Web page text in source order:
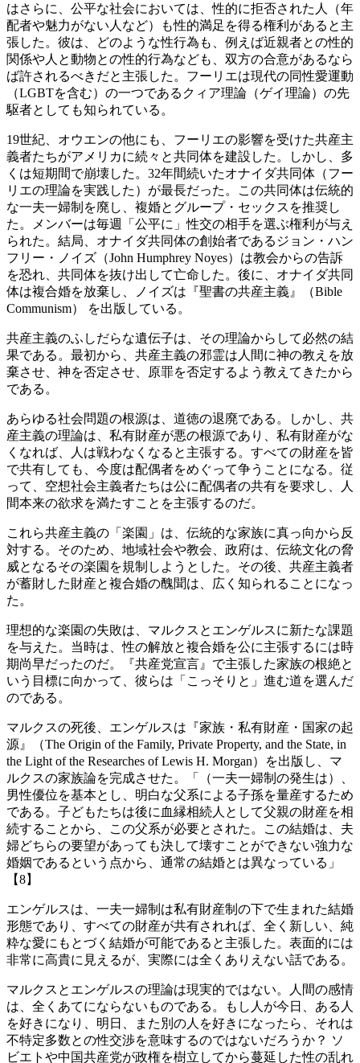
はさらに、公平な社会においては、性的に拒否された人（年
配者や魅力がない人など）も性的満足を得る権利があると主
張した。彼は、どのような性行為も、例えば近親者との性的
関係や人と動物との性的行為なども、双方の合意があるなら
ば許されるべきだと主張した。フーリエは現代の同性愛運動
（LGBTを含む）の一つであるクィア理論（ゲイ理論）の先
駆者としても知られている。
19世紀、オウエンの他にも、フーリエの影響を受けた共産主
義者たちがアメリカに続々と共同体を建設した。しかし、多
くは短期間で崩壊した。32年間続いたオナイダ共同体（フー
リエの理論を実践した）が最長だった。この共同体は伝統的
な一夫一婦制を廃し、複婚とグループ・セックスを推奨し
た。メンバーは毎週「公平に」性交の相手を選ぶ権利が与え
られた。結局、オナイダ共同体の創始者であるジョン・ハン
フリー・ノイズ（John Humphrey Noyes）は教会からの告訴
を恐れ、共同体を抜け出して亡命した。後に、オナイダ共同
体は複合婚を放棄し、ノイズは『聖書の共産主義』（Bible
Communism） を出版している。
共産主義のふしだらな遺伝子は、その理論からして必然の結
果である。最初から、共産主義の邪霊は人間に神の教えを放
棄させ、神を否定させ、原罪を否定するよう教えてきたから
である。
あらゆる社会問題の根源は、道徳の退廃である。しかし、共
産主義の理論は、私有財産が悪の根源であり、私有財産がな
くなれば、人は戦わなくなると主張する。すべての財産を皆
で共有しても、今度は配偶者をめぐって争うことになる。従
って、空想社会主義者たちは公に配偶者の共有を要求し、人
間本来の欲求を満たすことを主張するのだ。
これら共産主義の「楽園」は、伝統的な家族に真っ向から反
対する。そのため、地域社会や教会、政府は、伝統文化の脅
威となるその楽園を規制しようとした。その後、共産主義者
が蓄財した財産と複合婚の醜聞は、広く知られることになっ
た。
理想的な楽園の失敗は、マルクスとエンゲルスに新たな課題
を与えた。当時は、性の解放と複合婚を公に主張するには時
期尚早だったのだ。『共産党宣言』で主張した家族の根絶と
いう目標に向かって、彼らは「こっそりと」進む道を選んだ
のである。
マルクスの死後、エンゲルスは『家族・私有財産・国家の起
源』（The Origin of the Family, Private Property, and the State, in
the Light of the Researches of Lewis H. Morgan）を出版し、マ
ルクスの家族論を完成させた。「（一夫一婦制の発生は）、
男性優位を基本とし、明白な父系による子孫を量産するため
である。子どもたちは後に血縁相続人として父親の財産を相
続することから、この父系が必要とされた。この結婚は、夫
婦どちらの要望があっても決して壊すことができない強力な
婚姻であるという点から、通常の結婚とは異なっている」
【8】
エンゲルスは、一夫一婦制は私有財産制の下で生まれた結婚
形態であり、すべての財産が共有されれば、全く新しい、純
粋な愛にもとづく結婚が可能であると主張した。表面的には
非常に高貴に見えるが、実際には全くありえない話である。
マルクスとエンゲルスの理論は現実的ではない。人間の感情
は、全くあてにならないものである。もし人が今日、ある人
を好きになり、明日、また別の人を好きになったら、それは
不特定多数との性交渉を意味するのではないだろうか？ ソ
ビエトや中国共産党が政権を樹立してから蔓延した性の乱れ